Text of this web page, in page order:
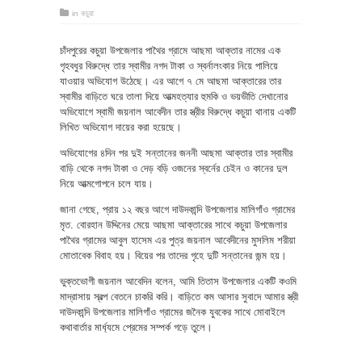
in কচুয়া
চাঁদপুরের কচুয়া উপজেলার পাথৈর গ্রামে আছমা আক্তার নামের এক
গৃহবধুর বিরুদ্ধে তার স্বামীর নগদ টাকা ও স্বর্নালংকার নিয়ে পালিয়ে
যাওয়ার অভিযোগ উঠেছে। এর আগে ৭ মে আছমা আক্তারের তার
স্বামীর বাড়িতে ঘরে তালা দিয়ে আত্মহত্যার হুমকি ও ভয়ভীতি দেখানোর
অভিযোগে স্বামী জয়নাল আবেদীন তার স্ত্রীর বিরুদ্ধে কচুয়া থানায় একটি
লিখিত অভিযোগ দায়ের করা হয়েছে।
অভিযোগের ৪দিন পর দুই সন্তানের জননী আছমা আক্তার তার স্বামীর
বাড়ি থেকে নগদ টাকা ও দেড় বড়ি ওজনের স্বর্নের চেইন ও কানের দুল
নিয়ে আত্মগোপনে চলে যায়।
জানা গেছে, প্রায় ১২ বছর আগে দাউদকান্দি উপজেলার মালিগাঁও গ্রামের
মৃত. বোরহান উদ্দিনের মেয়ে আছমা আক্তারের সাথে কচুয়া উপজেলার
পাথৈর গ্রামের আবুল হাসেম এর পুত্র জয়নাল আবেদীনের মুসলিম শরীয়া
মোতাবেক বিবাহ হয়। বিয়ের পর তাদের গৃহে দুটি সন্তানের জন্ম হয়।
ভুক্তভোগী জয়নাল আবেদিন বলেন, আমি তিতাস উপজেলার একটি কওমি
মাদ্রাসায় স্বল্প বেতনে চাকরি করি। বাড়িতে কম আসার সুবাদে আমার স্ত্রী
দাউদকান্দি উপজেলার মালিগাঁও গ্রামের জনৈক যুবকের সাথে মোবাইলে
কথাবার্তার মার্ধ্যমে প্রেমের সম্পর্ক গড়ে তুলে।